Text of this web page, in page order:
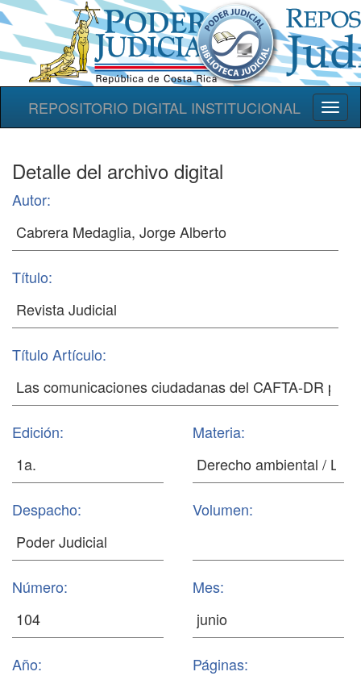
REPOSITORIO DIGITAL INSTITUCIONAL
Detalle del archivo digital
Autor:
Título:
Título Artículo:
Edición: Materia:
Despacho: Volumen:
Número: Mes:
Año: Páginas: